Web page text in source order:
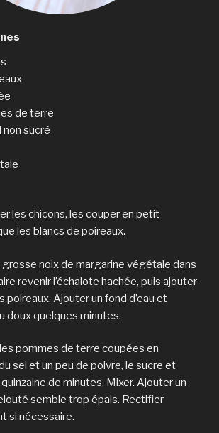
de terre
non sucré
les chicons, les couper en petit
les blancs de poireaux.
grosse noix de margarine végétale dans
revenir l’échalote hachée, puis ajouter
poireaux. Ajouter un fond d’eau et
doux quelques minutes.
pommes de terre coupées en
sel et un peu de poivre, le sucre et
de minutes. Mixer. Ajouter un
semble trop épais. Rectifier
si nécessaire.